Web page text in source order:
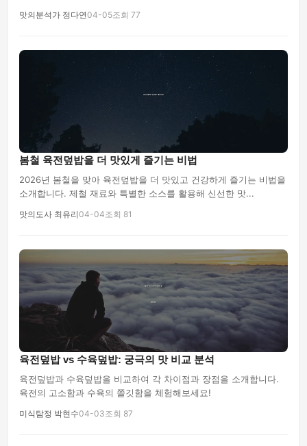
맛의분석가 정다연04-05조회 77
봄철 육전덮밥을 더 맛있게 즐기는 비법
2026년 봄철을 맞아 육전덮밥을 더 맛있고 건강하게 즐기는 비법을
소개합니다. 제철 재료와 특별한 소스를 활용해 신선한 맛...
맛의도사 최유리04-04조회 81
육전덮밥 vs 수육덮밥: 궁극의 맛 비교 분석
육전덮밥과 수육덮밥을 비교하여 각 차이점과 장점을 소개합니다.
육전의 고소함과 수육의 쫄깃함을 체험해보세요!
미식탐정 박현수04-03조회 87